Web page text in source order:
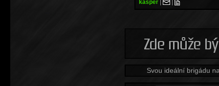
kasper | |
Svou ideální brigádu